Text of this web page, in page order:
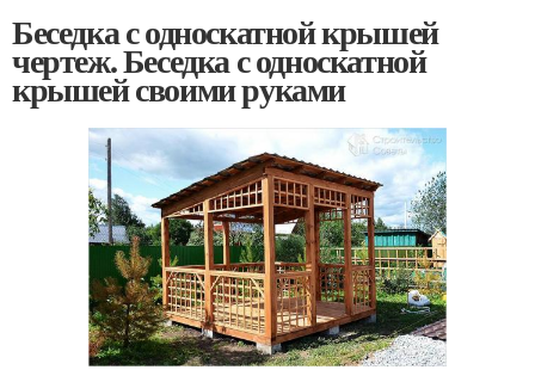
Беседка с односкатной крышей
чертеж. Беседка с односкатной
крышей своими руками